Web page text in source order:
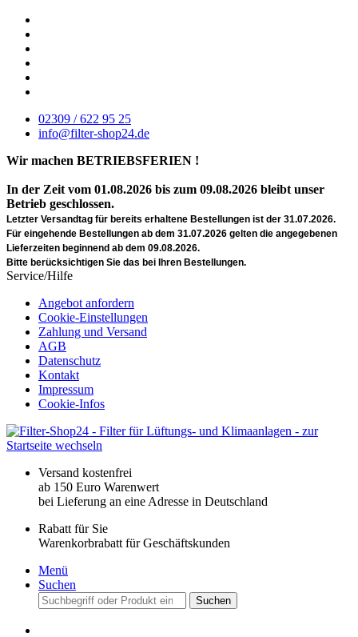
02309 / 622 95 25
info@filter-shop24.de
Wir machen BETRIEBSFERIEN !
In der Zeit vom 01.08.2026 bis zum 09.08.2026 bleibt unser
Betrieb geschlossen.
Letzter Versandtag für bereits erhaltene Bestellungen ist der 31.07.2026.
Für eingehende Bestellungen ab dem 31.07.2026 gelten die angegebenen
Lieferzeiten beginnend ab dem 09.08.2026.
Bitte berücksichtigen Sie das bei Ihren Bestellungen.
Service/Hilfe
Angebot anfordern
Cookie-Einstellungen
Zahlung und Versand
AGB
Datenschutz
Kontakt
Impressum
Cookie-Infos
Versand kostenfrei
ab 150 Euro Warenwert
bei Lieferung an eine Adresse in Deutschland
Rabatt für Sie
Warenkorbrabatt für Geschäftskunden
Menü
Suchen
Suchen